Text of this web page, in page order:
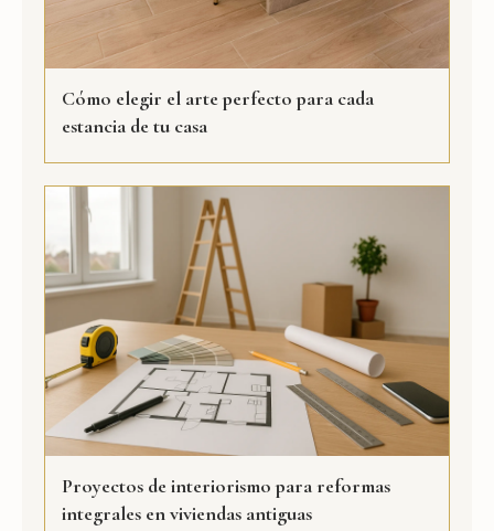
Cómo elegir el arte perfecto para cada
estancia de tu casa
Proyectos de interiorismo para reformas
integrales en viviendas antiguas